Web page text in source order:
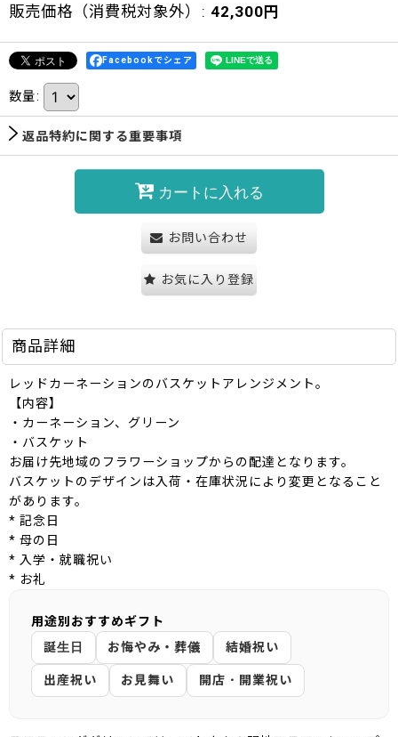
販売価格（消費税対象外） : 42,300 円
Facebookでシェア
数量:
返品特約に関する重要事項
カートに入れる
お問い合わせ
お気に入り登録
商品詳細
レッドカーネーションのバスケットアレンジメント。
【内容】
・カーネーション、グリーン
・バスケット
お届け先地域のフラワーショップからの配達となります。
バスケットのデザインは入荷・在庫状況により変更となること
があります。
* 記念日
* 母の日
* 入学・就職祝い
* お礼
用途別おすすめギフト
誕生日
お悔やみ・葬儀
結婚祝い
出産祝い
お見舞い 開店・開業祝い